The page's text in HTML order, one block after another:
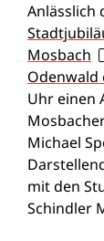
Anlässlich
Mosbach
Odenwald
Uhr einen
Michael
mit den
Schindler